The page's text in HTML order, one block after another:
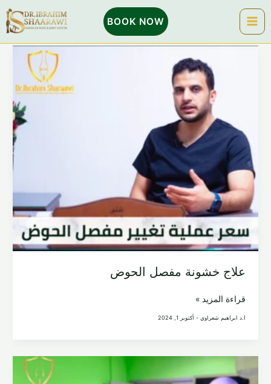
تخطي
المحتوى
BOOK NOW
علاج خشونة مفصل الحوض
علاج
خشونة
قراءة المزيد »
ا.د ابراهيم شعراوي - أكتوبر 1, 2024